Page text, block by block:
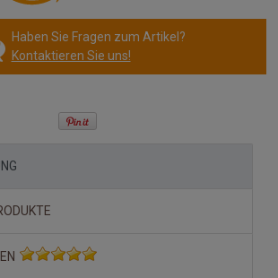
Haben Sie Fragen zum Artikel?
Kontaktieren Sie uns!